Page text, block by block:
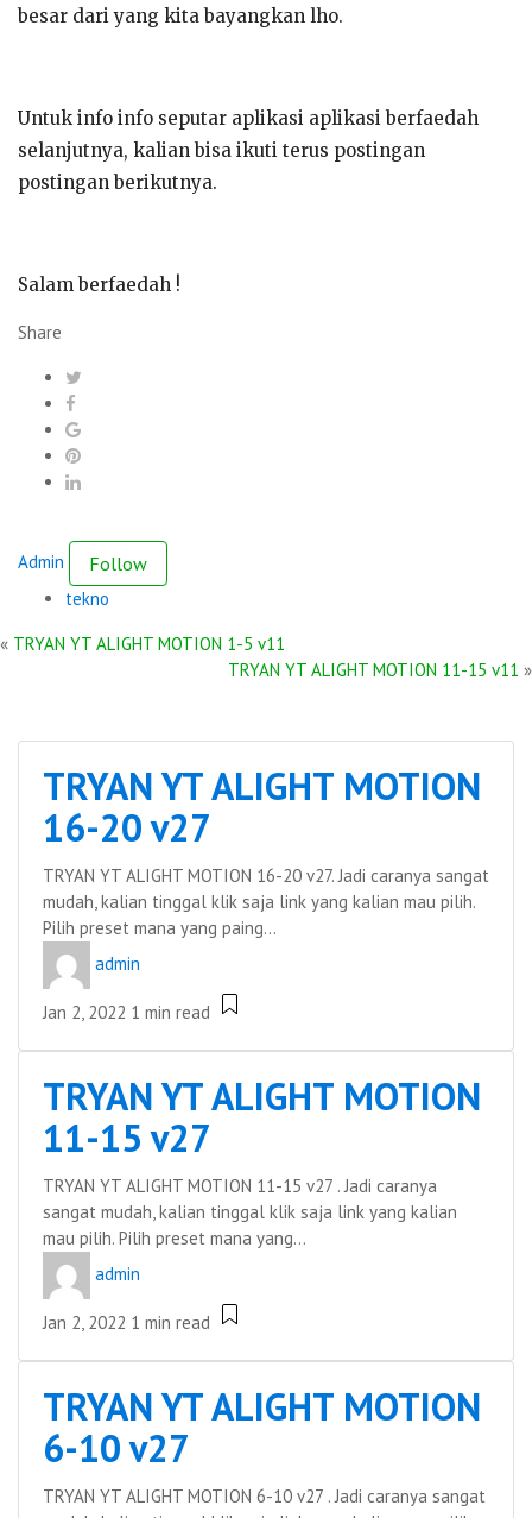
besar dari yang kita bayangkan lho.
Untuk info info seputar aplikasi aplikasi berfaedah
selanjutnya, kalian bisa ikuti terus postingan
postingan berikutnya.
Salam berfaedah !
Share
Admin Follow
tekno
« TRYAN YT ALIGHT MOTION 1-5 v11
TRYAN YT ALIGHT MOTION 11-15 v11 »
TRYAN YT ALIGHT MOTION
16-20 v27
TRYAN YT ALIGHT MOTION 16-20 v27. Jadi caranya sangat
mudah, kalian tinggal klik saja link yang kalian mau pilih.
Pilih preset mana yang paing...
admin
Jan 2, 2022 1 min read
TRYAN YT ALIGHT MOTION
11-15 v27
TRYAN YT ALIGHT MOTION 11-15 v27 . Jadi caranya
sangat mudah, kalian tinggal klik saja link yang kalian
mau pilih. Pilih preset mana yang...
admin
Jan 2, 2022 1 min read
TRYAN YT ALIGHT MOTION
6-10 v27
TRYAN YT ALIGHT MOTION 6-10 v27 . Jadi caranya sangat